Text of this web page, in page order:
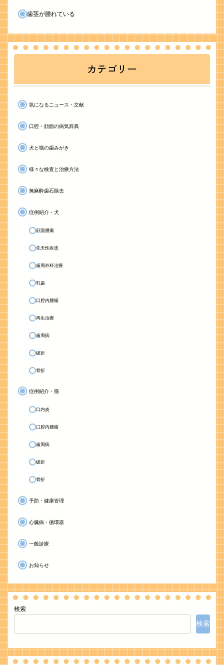
歯茎が腫れている
カテゴリー
気になるニュース・文献
口腔・顔面の病気辞典
犬と猫の歯みがき
様々な検査と治療方法
無麻酔歯石除去
症例紹介・犬
顔面腫瘍
先天性疾患
歯周外科治療
乳歯
口腔内腫瘍
再生治療
歯周病
破折
骨折
症例紹介・猫
口内炎
口腔内腫瘍
歯周病
破折
骨折
予防・健康管理
心臓病・循環器
一般診療
お知らせ
検索
検索